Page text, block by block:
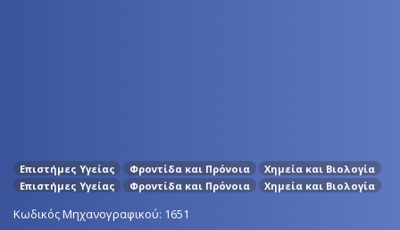
Επιστήμες Υγείας Φροντίδα και Πρόνοια
Χημεία και Βιολογία
Επιστήμες Υγείας
Φροντίδα και Πρόνοια Χημεία και Βιολογία
Κωδικός Μηχανογραφικού: 1651